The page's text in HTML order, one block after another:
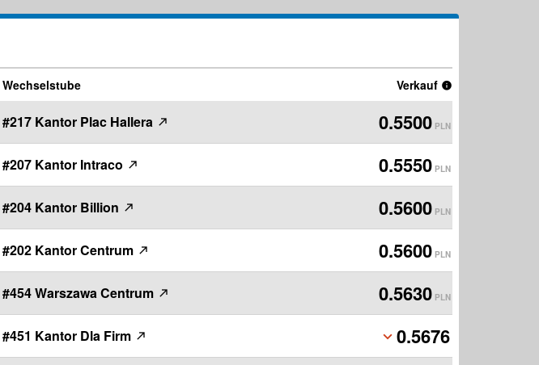
Wechselstube Verkauf
#217 Kantor Plac Hallera 0.5500 PLN
#207 Kantor Intraco 0.5550 PLN
#204 Kantor Billion 0.5600 PLN
#202 Kantor Centrum 0.5600 PLN
#454 Warszawa Centrum 0.5630 PLN
#451 Kantor Dla Firm 0.5676